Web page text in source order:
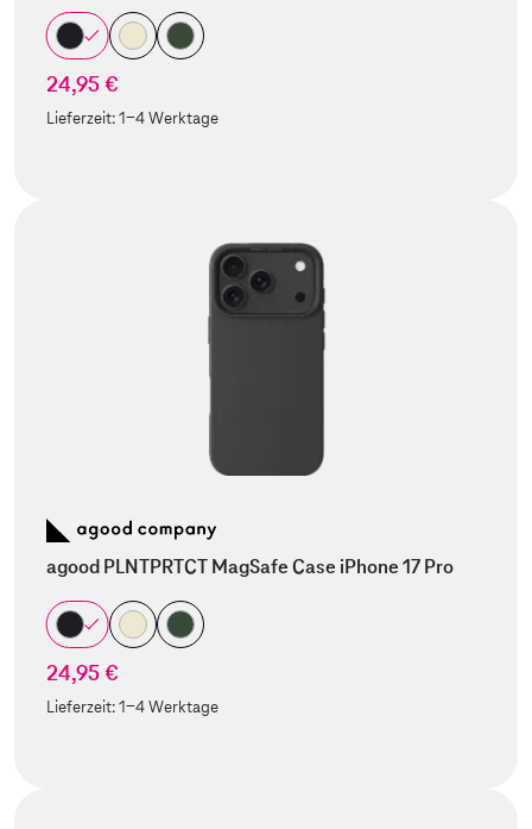
24,95 €
Lieferzeit:1-4 Werktage
agood PLNTPRTCT MagSafe Case iPhone 17 Pro
24,95 €
Lieferzeit:1-4 Werktage